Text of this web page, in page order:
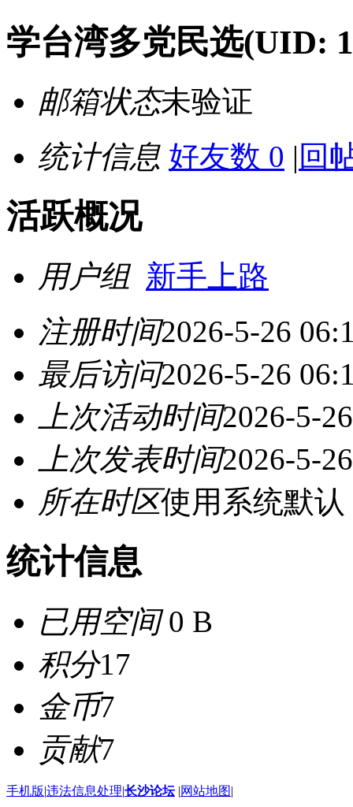
学台湾多党民选(UID:
邮箱状态未验证
统计信息 好友数 0 | 回
活跃概况
用户组 新手上路
注册时间2026-5-26
最后访问2026-5-26
上次活动时间2026-5-
上次发表时间2026-5-
所在时区使用系统默认
统计信息
已用空间0 B
积分17
金币7
贡献7
手机版|违法信息处理|长沙论坛 |网站地图|